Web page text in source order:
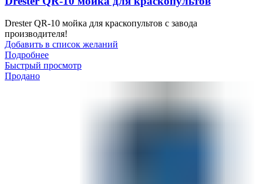
Drester QR-10 мойка для краскопультов с завода
производителя!
Добавить в список желаний
Подробнее
Быстрый просмотр
Продано